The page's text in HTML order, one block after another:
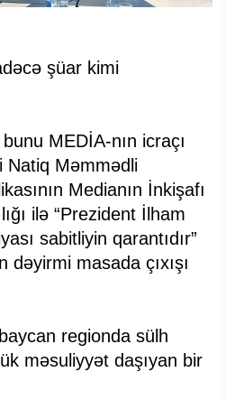
şüar kimi
MEDİA-nın icraçı
Natiq Məmmədli
Medianın İnkişafı
ilə “Prezident İlham
sabitliyin qarantıdır”
masada çıxışı
regionda sülh
məsuliyyət daşıyan bir